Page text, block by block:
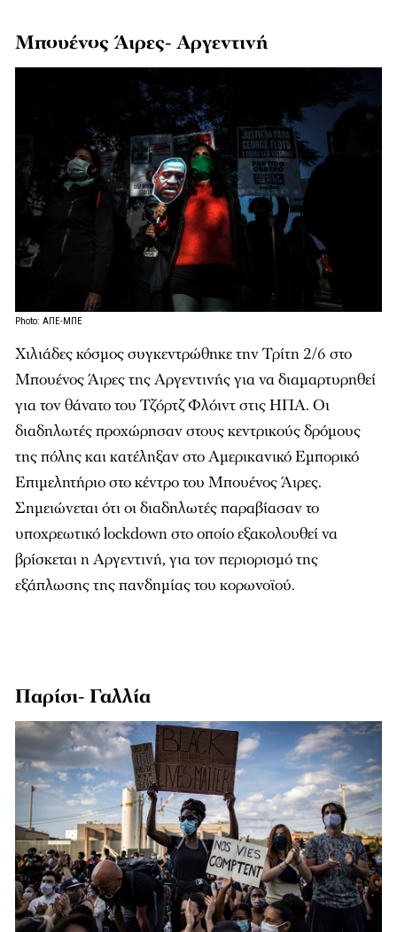
Μπουένος Άιρες- Αργεντινή
Photo: ΑΠΕ-ΜΠΕ
Χιλιάδες κόσμος συγκεντρώθηκε την Τρίτη 2/6 στο
Μπουένος Άιρες της Αργεντινής για να διαμαρτυρηθεί
για τον θάνατο του Τζόρτζ Φλόιντ στις ΗΠΑ. Οι
διαδηλωτές προχώρησαν στους κεντρικούς δρόμους
της πόλης και κατέληξαν στο Αμερικανικό Εμπορικό
Επιμελητήριο στο κέντρο του Μπουένος Άιρες.
Σημειώνεται ότι οι διαδηλωτές παραβίασαν το
υποχρεωτικό lockdown στο οποίο εξακολουθεί να
βρίσκεται η Αργεντινή, για τον περιορισμό της
εξάπλωσης της πανδημίας του κορωνοϊού.
Παρίσι- Γαλλία